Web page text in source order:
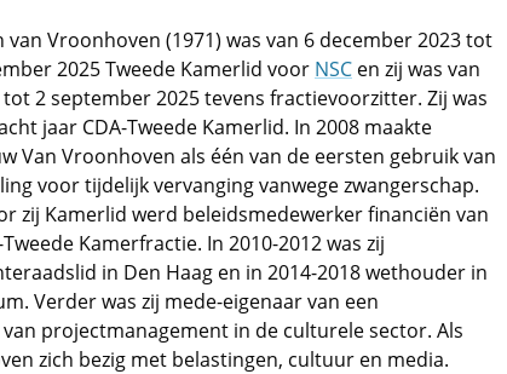
van Vroonhoven (1971) was van 6 december 2023 tot
2025 Tweede Kamerlid voor NSC en zij was van
2 september 2025 tevens fractievoorzitter. Zij was
jaar CDA-Tweede Kamerlid. In 2008 maakte
Van Vroonhoven als één van de eersten gebruik van
voor tijdelijk vervanging vanwege zwangerschap.
zij Kamerlid werd beleidsmedewerker financiën van
Tweede Kamerfractie. In 2010-2012 was zij
in Den Haag en in 2014-2018 wethouder in
Verder was zij mede-eigenaar van een
projectmanagement in de culturele sector. Als
zich bezig met belastingen, cultuur en media.